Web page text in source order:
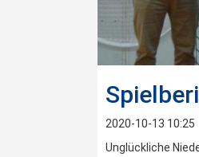
2020-10-13 10:25
Unglückliche